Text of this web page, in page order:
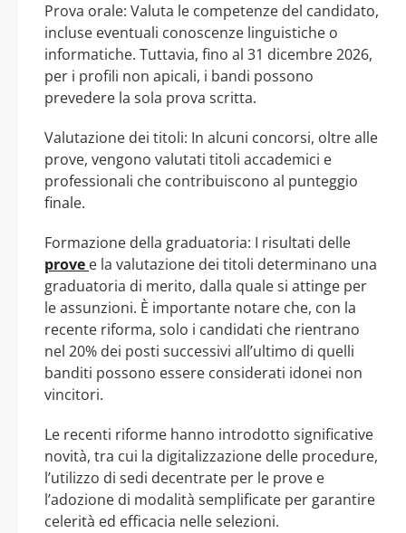
Prova orale: Valuta le competenze del candidato,
incluse eventuali conoscenze linguistiche o
informatiche. Tuttavia, fino al 31 dicembre 2026,
per i profili non apicali, i bandi possono
prevedere la sola prova scritta.
Valutazione dei titoli: In alcuni concorsi, oltre alle
prove, vengono valutati titoli accademici e
professionali che contribuiscono al punteggio
finale.
Formazione della graduatoria: I risultati delle
prove e la valutazione dei titoli determinano una
graduatoria di merito, dalla quale si attinge per
le assunzioni. È importante notare che, con la
recente riforma, solo i candidati che rientrano
nel 20% dei posti successivi all’ultimo di quelli
banditi possono essere considerati idonei non
vincitori.
Le recenti riforme hanno introdotto significative
novità, tra cui la digitalizzazione delle procedure,
l’utilizzo di sedi decentrate per le prove e
l’adozione di modalità semplificate per garantire
celerità ed efficacia nelle selezioni.